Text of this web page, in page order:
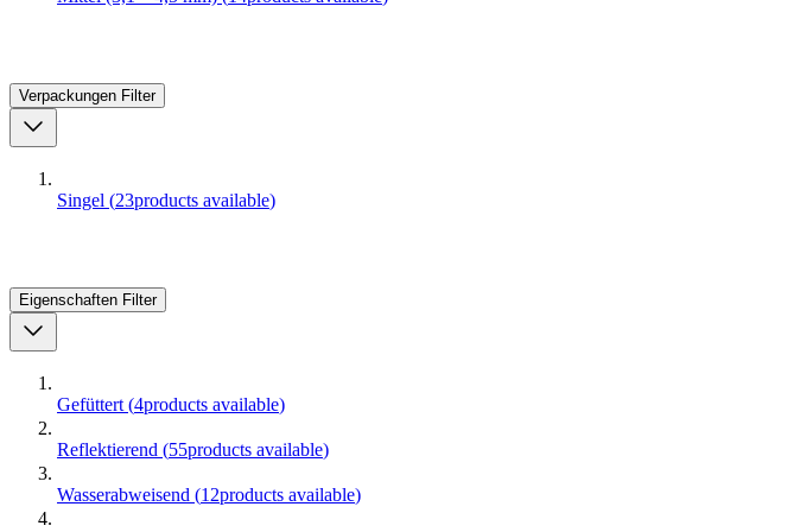
Verpackungen Filter
Singel (23products available)
Eigenschaften Filter
Gefüttert (4products available)
Reflektierend (55products available)
Wasserabweisend (12products available)